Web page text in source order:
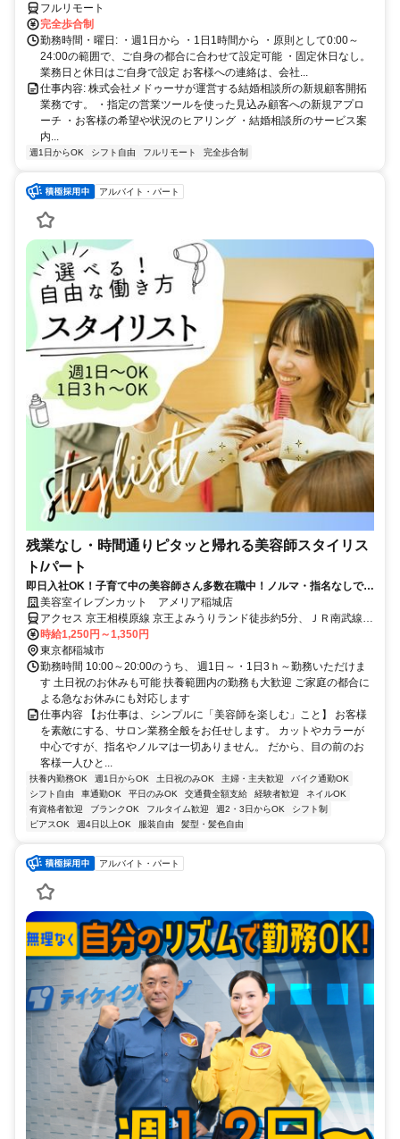
フルリモート
完全歩合制
勤務時間・曜日: ・週1日から ・1日1時間から ・原則として0:00～
24:00の範囲で、ご自身の都合に合わせて設定可能 ・固定休日なし。
業務日と休日はご自身で設定 お客様への連絡は、会社...
仕事内容: 株式会社メドゥーサが運営する結婚相談所の新規顧客開拓
業務です。 ・指定の営業ツールを使った見込み顧客への新規アプロ
ーチ ・お客様の希望や状況のヒアリング ・結婚相談所のサービス案
内...
週1日からOK シフト自由 フルリモート 完全歩合制
アルバイト・パート
残業なし・時間通りピタッと帰れる美容師スタイリス
ト/パート
即日入社OK！子育て中の美容師さん多数在職中！ノルマ・指名なしで安
心して働けます！スキマ時間を有効に使いませんか？
美容室イレブンカット アメリア稲城店
アクセス 京王相模原線 京王よみうりランド徒歩約5分、ＪＲ南武線
矢野口南口徒歩約11分、京王相模原線 京王稲田堤南口徒歩約21分
時給1,250円～1,350円
東京都稲城市
勤務時間 10:00～20:00のうち、 週1日～・1日3ｈ～勤務いただけま
す 土日祝のお休みも可能 扶養範囲内の勤務も大歓迎 ご家庭の都合に
よる急なお休みにも対応します
仕事内容 【お仕事は、シンプルに「美容師を楽しむ」こと】 お客様
を素敵にする、サロン業務全般をお任せします。 カットやカラーが
中心ですが、指名やノルマは一切ありません。 だから、目の前のお
客様一人ひと...
扶養内勤務OK 週1日からOK 土日祝のみOK 主婦・主夫歓迎
バイク通勤OK
シフト自由
車通勤OK 平日のみOK 交通費全額支給 経験者歓迎
ネイルOK
有資格者歓迎
ブランクOK フルタイム歓迎 週2・3日からOK
シフト制
ピアスOK
週4日以上OK 服装自由 髪型・髪色自由
アルバイト・パート